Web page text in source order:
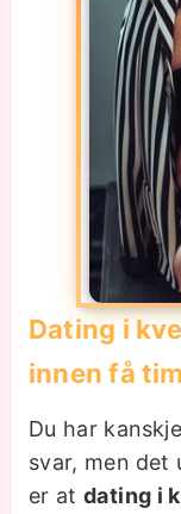
Dating i
innen få
Du har
svar, men det
er atdating i